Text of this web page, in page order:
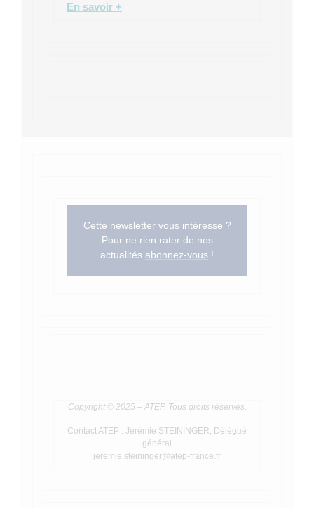
En savoir +
Cette newsletter vous intéresse ?
Pour ne rien rater de nos
actualités abonnez-vous !
Copyright © 2025 – ATEP. Tous droits réservés.
Contact ATEP : Jérémie STEININGER, Délégué
général
jeremie.steininger@atep-france.fr